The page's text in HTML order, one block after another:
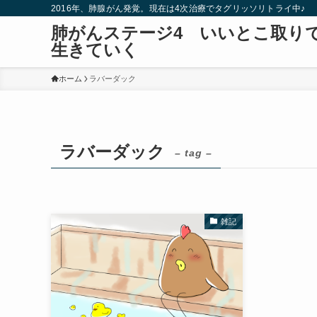
2016年、肺腺がん発覚。現在は4次治療でタグリッソリトライ中♪
肺がんステージ4 いいとこ取り
生きていく
ホーム ラバーダック
ラバーダック – tag –
雑記